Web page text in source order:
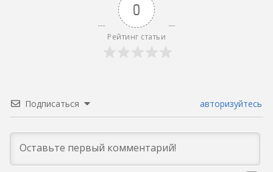
0
Рейтинг статьи
Подписаться авторизуйтесь